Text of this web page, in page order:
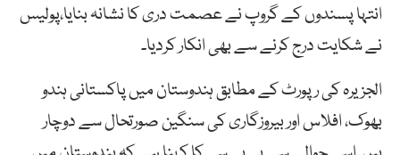
انتہا پسندوں کے گروپ نے عصمت دری کا نشانہ بنایا،پولیس
نے شکایت درج کرنے سے بھی انکار کردیا۔
الجزیرہ کی رپورٹ کے مطابق ہندوستان میں پاکستانی ہندو
بھوک، افلاس اور بیروزگاری کی سنگین صورتحال سے دوچار